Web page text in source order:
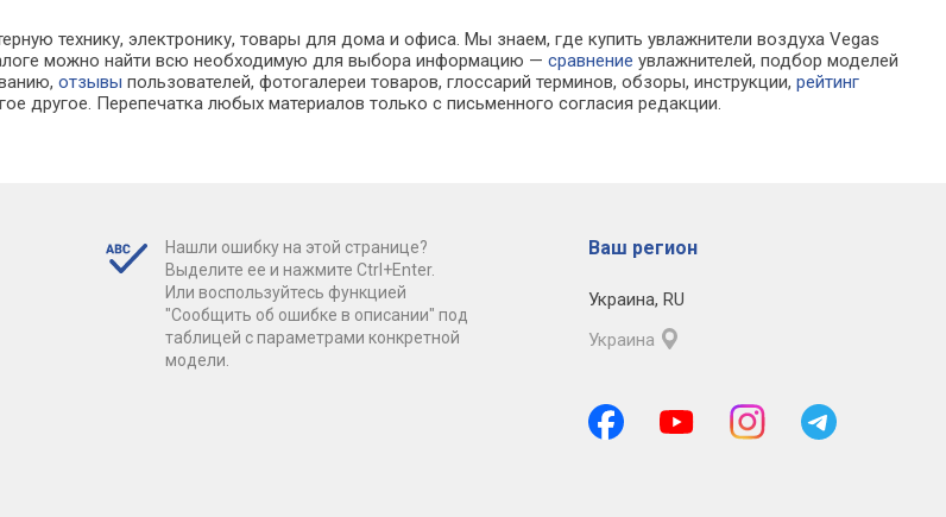
технику, электронику, товары для дома и офиса. Мы знаем, где купить увлажнители воздуха Vegas
можно найти всю необходимую для выбора информацию —сравнение увлажнителей, подбор моделей
отзывы пользователей, фотогалереи товаров, глоссарий терминов, обзоры, инструкции,рейтинг
другое. Перепечатка любых материалов только с письменного согласия редакции.
Нашли ошибку на этой странице?
Выделите ее и нажмите Ctrl+Enter.
Или воспользуйтесь функцией
"Сообщить об ошибке в описании" под
таблицей с параметрами конкретной
модели.
Ваш регион
Украина, RU
Украина